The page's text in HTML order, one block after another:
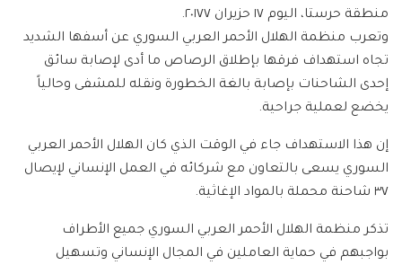
منطقة حرستا، اليوم ١٧ حزيران ٢٠١٧٧.
وتعرب منظمة الهلال الأحمر العربي السوري عن أسفها الشديد
تجاه استهداف فرقها بإطلاق الرصاص ما أدى لإصابة سائق
إحدى الشاحنات بإصابة بالغة الخطورة ونقله للمشفى وحالياً
يخضع لعملية جراحية.
إن هذا الاستهداف جاء في الوقت الذي كان الهلال الأحمر العربي
السوري يسعى بالتعاون مع شركائه في العمل الإنساني لإيصال
٣٧ شاحنة محملة بالمواد الإغاثية.
تذكر منظمة الهلال الأحمر العربي السوري جميع الأطراف
بواجبهم في حماية العاملين في المجال الإنساني وتسهيل